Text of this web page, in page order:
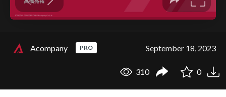
Acompany PRO September 18, 2023
310 0